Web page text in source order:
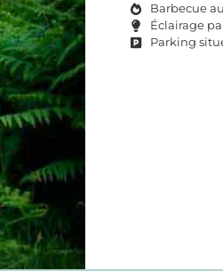
Barbecue
Éclairage
Parking